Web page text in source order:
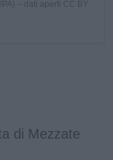
– dati aperti CC BY
di Mezzate